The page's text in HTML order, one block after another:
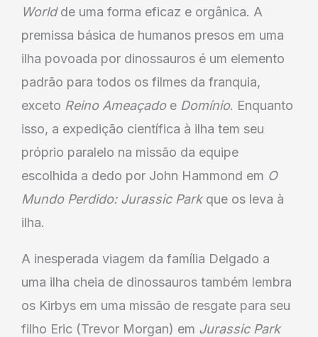
Worldde uma forma eficaz e orgânica. A
premissa básica de humanos presos em uma
ilha povoada por dinossauros é um elemento
padrão para todos os filmes da franquia,
exceto Reino Ameaçadoe Domínio. Enquanto
isso, a expedição científica à ilha tem seu
próprio paralelo na missão da equipe
escolhida a dedo por John Hammond em O
Mundo Perdido: Jurassic Parkque os leva à
ilha.
A inesperada viagem da família Delgado a
uma ilha cheia de dinossauros também lembra
os Kirbys em uma missão de resgate para seu
filho Eric (Trevor Morgan) em Jurassic Park